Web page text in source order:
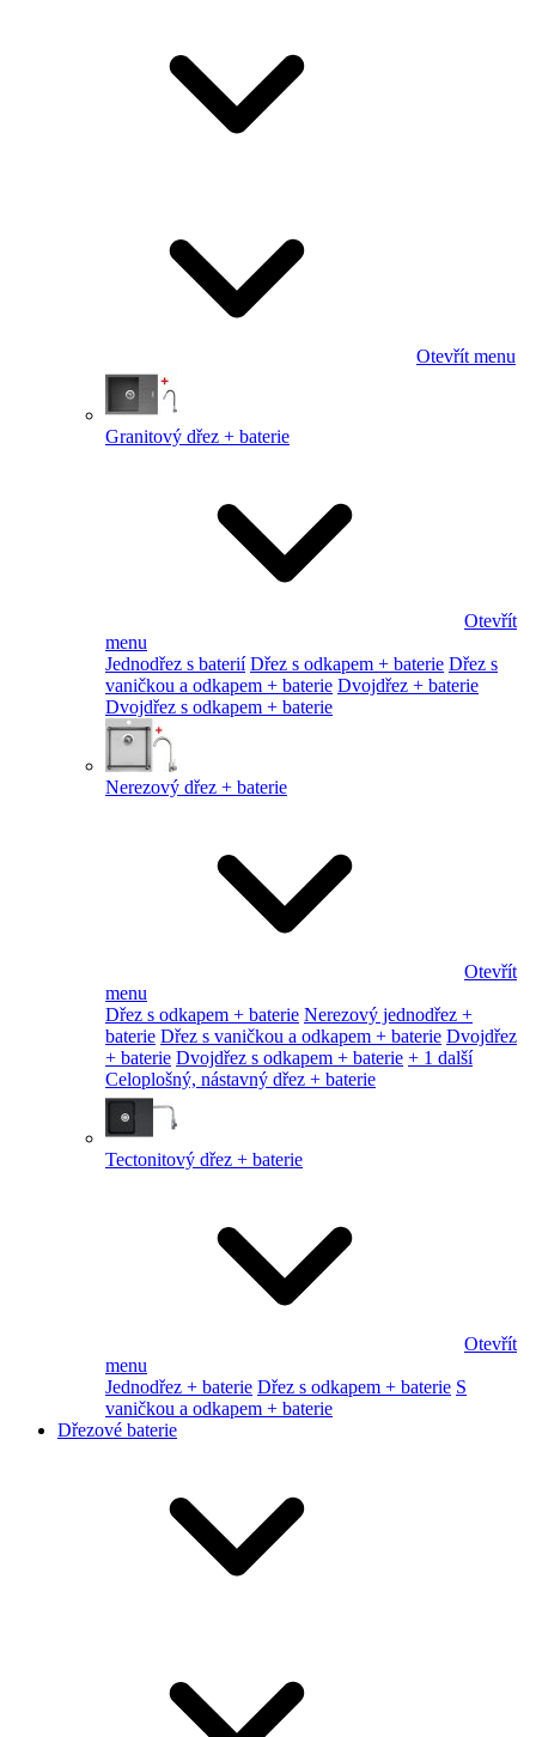
Otevřít menu
Granitový dřez + baterie
Otevřít
menu
Jednodřez s baterií Dřez s odkapem + baterie Dřez s
vaničkou a odkapem + baterie Dvojdřez + baterie
Dvojdřez s odkapem + baterie
Nerezový dřez + baterie
Otevřít
menu
Dřez s odkapem + baterie Nerezový jednodřez +
baterie Dřez s vaničkou a odkapem + baterie Dvojdřez
+ baterie Dvojdřez s odkapem + baterie + 1 další
Celoplošný, nástavný dřez + baterie
Tectonitový dřez + baterie
Otevřít
menu
Jednodřez + baterie Dřez s odkapem + baterie S
vaničkou a odkapem + baterie
Dřezové baterie